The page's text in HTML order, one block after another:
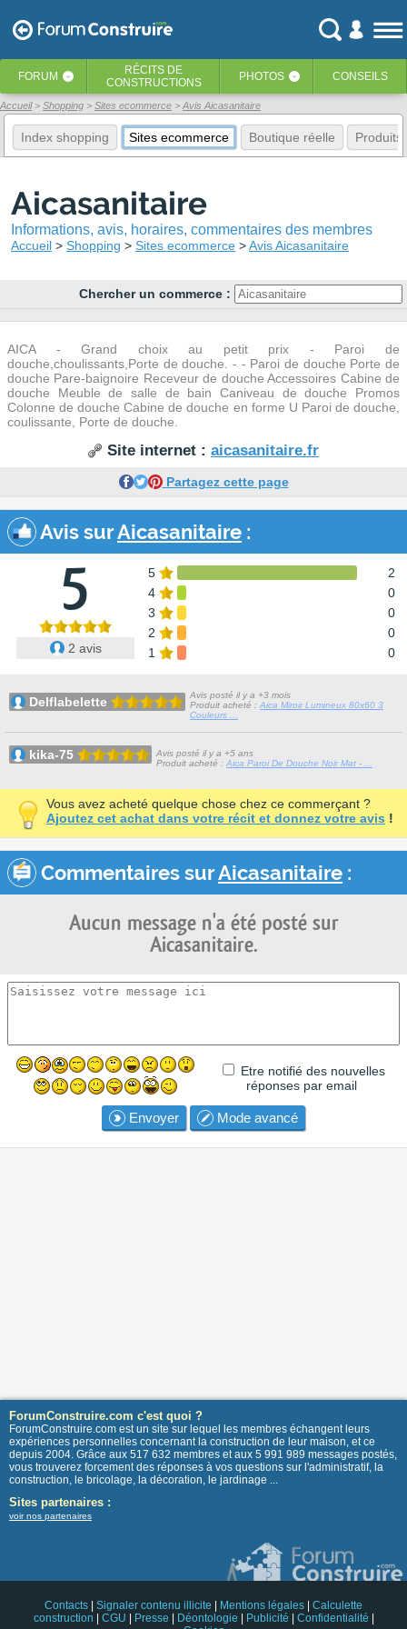
FORUM ‹ RÉCITS DE
CONSTRUCTIONS
PHOTOS ‹ CONSEILS
Accueil Shopping Sites ecommerce Avis Aicasanitaire
Index shopping Sites ecommerce Boutique réelle Produits
Aicasanitaire
Informations, avis, horaires, commentaires des membres
Accueil Shopping Sites ecommerce Avis Aicasanitaire
Chercher un commerce :
AICA - Grand choix au petit prix - Paroi de
douche,choulissants,Porte de douche. - - Paroi de douche Porte de
douche Pare-baignoire Receveur de douche Accessoires Cabine de
douche Meuble de salle de bain Caniveau de douche Promos
Colonne de douche Cabine de douche en forme U Paroi de douche,
coulissante, Porte de douche.
Site internet : aicasanitaire.fr
Partagez cette page
Avis surAicasanitaire :
5
2 avis
5
2
4
0
3
0
2
0
1
0
Delflabelette
Avis posté il y a +3 mois
Produit acheté : Aica Miroir Lumineux 80x60 3
Couleurs ...
kika-75
Avis posté il y a +5 ans
Produit acheté : Aica Paroi De Douche Noir Mat - ...
Vous avez acheté quelque chose chez ce commerçant ?
Ajoutez cet achat dans votre récit et donnez votre avis !
Commentaires surAicasanitaire :
Aucun message n'a été posté sur
Aicasanitaire.
Etre notifié des nouvelles
réponses par email
Envoyer Mode avancé
ForumConstruire.com c'est quoi ?
ForumConstruire.com est un site sur lequel les membres échangent leurs
expériences personnelles concernant la construction de leur maison, et ce
depuis 2004. Grâce aux 517 632 membres et aux 5 991 989 messages postés,
vous trouverez forcement des réponses à vos questions sur l'administratif, la
construction, le bricolage, la décoration, le jardinage ...
Sites partenaires :
voir nos partenaires
Contacts Signaler contenu illicite Mentions légales
Calculette
construction
CGU Presse Déontologie Publicité Confidentialité